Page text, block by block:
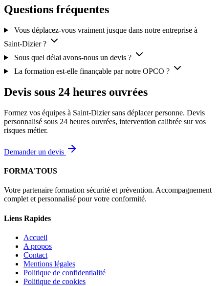
Questions fréquentes
Vous déplacez-vous vraiment jusque dans notre entreprise à
Saint-Dizier ?
Sous quel délai avons-nous un devis ?
La formation est-elle finançable par notre OPCO ?
Devis sous 24 heures ouvrées
Formez vos équipes à Saint-Dizier sans déplacer personne. Devis
personnalisé sous 24 heures ouvrées, intervention calibrée sur vos
risques métier.
Demander un devis
FORMA'TOUS
Votre partenaire formation sécurité et prévention. Accompagnement
complet et personnalisé pour votre conformité.
Liens Rapides
Accueil
A propos
Contact
Mentions légales
Politique de confidentialité
Politique de cookies